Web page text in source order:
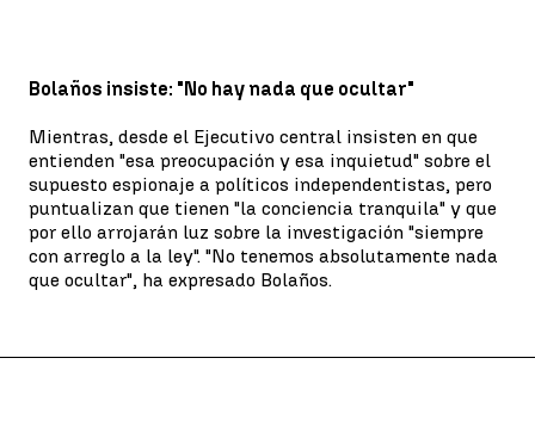
Bolaños insiste: "No hay nada que ocultar"
Mientras, desde el Ejecutivo central insisten en que
entienden "esa preocupación y esa inquietud" sobre el
supuesto espionaje a políticos independentistas, pero
puntualizan que tienen "la conciencia tranquila" y que
por ello arrojarán luz sobre la investigación "siempre
con arreglo a la ley". "No tenemos absolutamente nada
que ocultar", ha expresado Bolaños.